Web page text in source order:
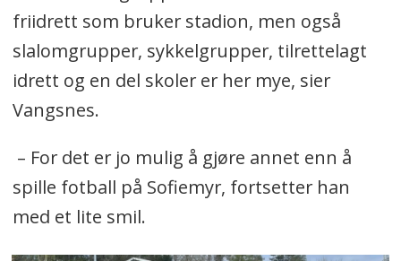
friidrett som bruker stadion, men også
slalomgrupper, sykkelgrupper, tilrettelagt
idrett og en del skoler er her mye, sier
Vangsnes.
– For det er jo mulig å gjøre annet enn å
spille fotball på Sofiemyr, fortsetter han
med et lite smil.